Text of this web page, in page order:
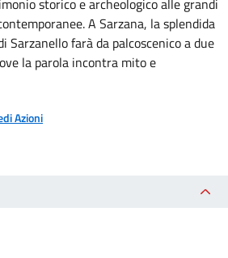
storico e archeologico alle grandi
A Sarzana, la splendida
Sarzanello farà da palcoscenico a due
la parola incontra mito e
Azioni